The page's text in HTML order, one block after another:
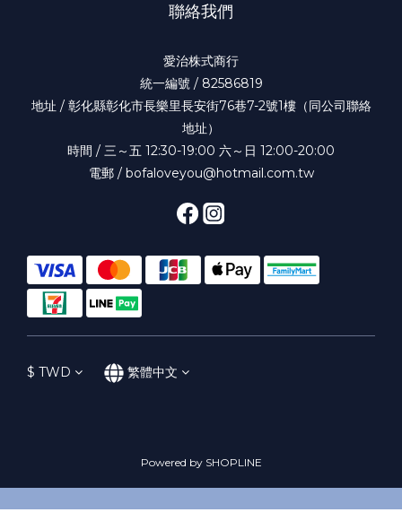
聯絡我們
愛治株式商行
統一編號 / 82586819
地址 / 彰化縣彰化市長樂里長安街76巷7-2號1樓（同公司聯絡
地址）
時間 / 三～五 12:30-19:00 六～日 12:00-20:00
電郵 / bofaloveyou@hotmail.com.tw
$ TWD 繁體中文
Powered by SHOPLINE